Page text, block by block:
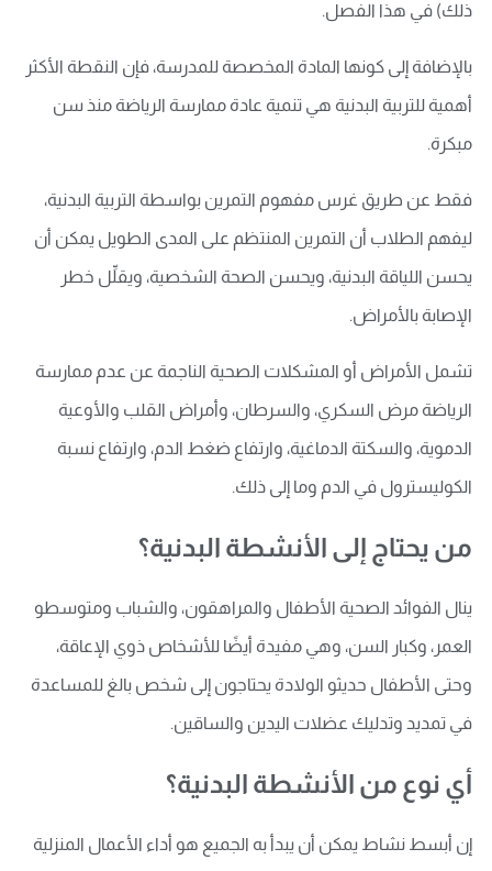
ذلك) في هذا الفصل.
بالإضافة إلى كونها المادة المخصصة للمدرسة، فإن النقطة الأكثر
أهمية للتربية البدنية هي تنمية عادة ممارسة الرياضة منذ سن
مبكرة.
فقط عن طريق غرس مفهوم التمرين بواسطة التربية البدنية،
ليفهم الطلاب أن التمرين المنتظم على المدى الطويل يمكن أن
يحسن اللياقة البدنية، ويحسن الصحة الشخصية، ويقلِّل خطر
الإصابة بالأمراض.
تشمل الأمراض أو المشكلات الصحية الناجمة عن عدم ممارسة
الرياضة مرض السكري، والسرطان، وأمراض القلب والأوعية
الدموية، والسكتة الدماغية، وارتفاع ضغط الدم، وارتفاع نسبة
الكوليسترول في الدم وما إلى ذلك.
من يحتاج إلى الأنشطة البدنية؟
ينال الفوائد الصحية الأطفال والمراهقون، والشباب ومتوسطو
العمر، وكبار السن، وهي مفيدة أيضًا للأشخاص ذوي الإعاقة،
وحتى الأطفال حديثو الولادة يحتاجون إلى شخص بالغ للمساعدة
في تمديد وتدليك عضلات اليدين والساقين.
أي نوع من الأنشطة البدنية؟
إن أبسط نشاط يمكن أن يبدأ به الجميع هو أداء الأعمال المنزلية